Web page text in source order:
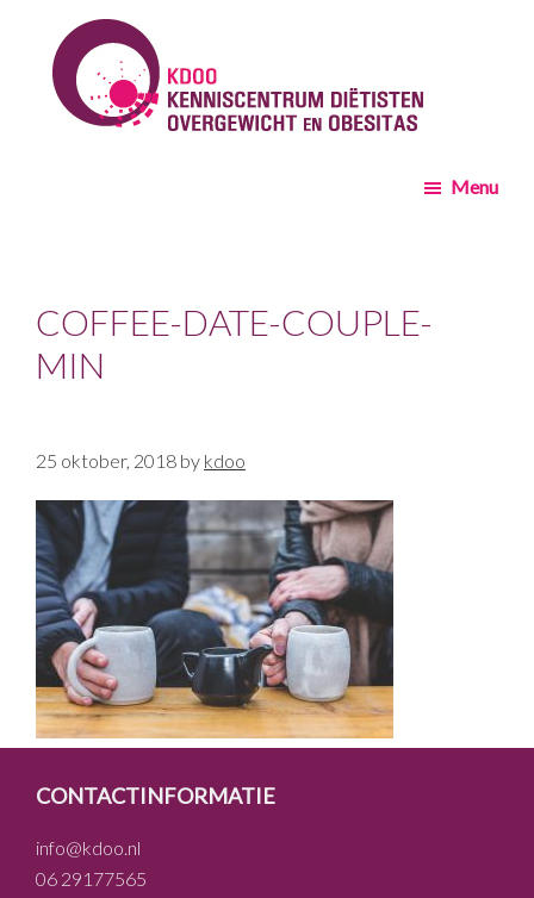
content
Menu
COFFEE-DATE-COUPLE-
MIN
25 oktober, 2018 by kdoo
FOOTER
CONTACTINFORMATIE
info@kdoo.nl
06 29177565